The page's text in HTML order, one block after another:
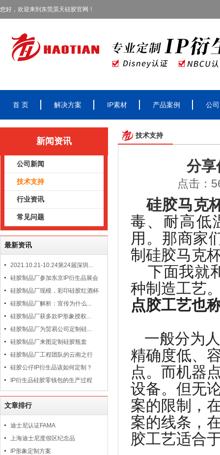
您好，欢迎来到东莞昊天硅胶官网！
首 页 解决方案 IP素材 产品案例 公
新闻资讯
公司新闻
技术支持
行业资讯
常见问题
最新资讯
2021.10.21-10.24第24届深圳...
硅胶制品厂参加东京IP衍生品展会
硅胶制品厂现模，彩印硅胶红酒杯
硅胶制品厂解析：宣传为什么...
硅胶制品厂获多款IP形象授权...
硅胶制品厂为贸易公司定制硅...
硅胶制品厂来图定制硅胶瓶套
硅胶制品厂工程团队的云南之行
硅胶公仔IP衍生品该如何定制？
IP衍生品硅胶零钱包的生产过程
文章排行
迪士尼认证FAMA
上海迪士尼度假区纪念品
IP形象定制方案
技术支持
分享
点击：
硅胶马克
毒、耐高低
用。那商家
制硅胶马克
下面我就
种制造工艺
点胶工艺也
一般分为
精确度低、
点。而机器
设备。但无
案的限制，
案的线条，
胶工艺适合